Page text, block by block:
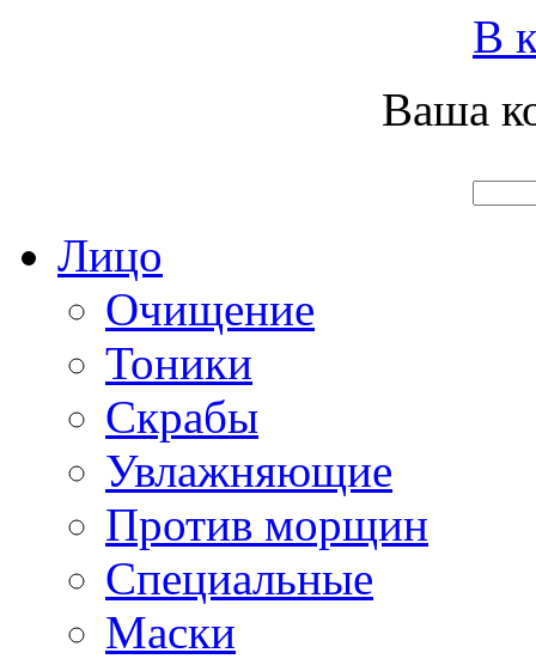
В
Ваша
Лицо
Очищение
Тоники
Скрабы
Увлажняющие
Против морщин
Специальные
Маски